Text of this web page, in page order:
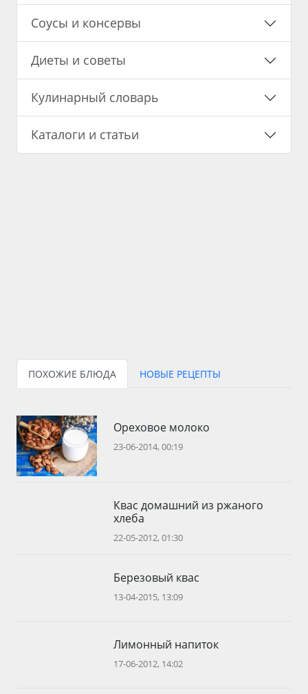
Соусы и консервы
Диеты и советы
Кулинарный словарь
Каталоги и статьи
ПОХОЖИЕ БЛЮДА НОВЫЕ РЕЦЕПТЫ
Ореховое молоко
23-06-2014, 00:19
Квас домашний из ржаного
хлеба
22-05-2012, 01:30
Березовый квас
13-04-2015, 13:09
Лимонный напиток
17-06-2012, 14:02